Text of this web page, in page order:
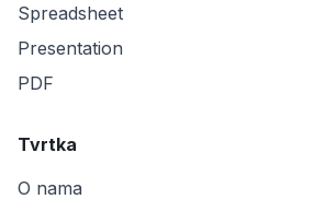
Spreadsheet
Presentation
PDF
Tvrtka
O nama